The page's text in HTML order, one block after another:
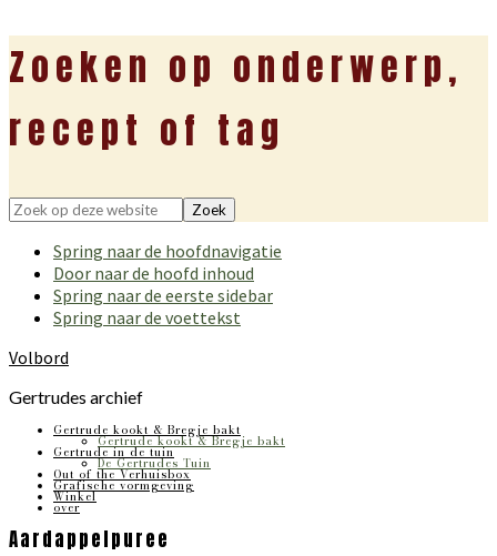
Zoeken op onderwerp,
recept of tag
Zoek
deze
website
Spring naar de hoofdnavigatie
Door naar de hoofd inhoud
Spring naar de eerste sidebar
Spring naar de voettekst
Volbord
Gertrudes archief
Gertrude kookt & Bregje bakt
Gertrude kookt & Bregje bakt
Gertrude in de tuin
De Gertrudes Tuin
Out of the Verhuisbox
Grafische vormgeving
Winkel
over
Aardappelpuree